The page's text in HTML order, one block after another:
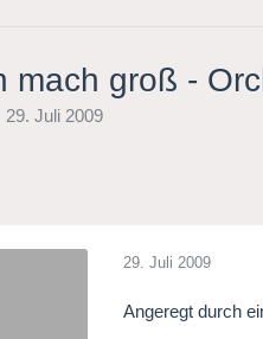
mach groß -
29. Juli 2009
29. Juli 2009
Angeregt durch